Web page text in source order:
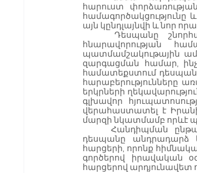
հարուստ
այն կընդլայնվի և նոր
հնարավորության
պատմամշակութային
զարգացման համար,
համատեքստում դեսպան
հարաբերությունները
երկրների
գլխավոր
վերահաստատել է Իրանի
մարզի նկատմամբ որևէ
	Հանդիպման ընթացքում Հայաստանի գլխավոր դատախազը և Հայաստանում Իրանի
դեսպանը անդրադարձ
հարցերի, որոնք
գործերով իրավական
հարցերով